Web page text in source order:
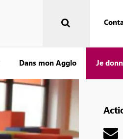
Dans mon Agglo Je